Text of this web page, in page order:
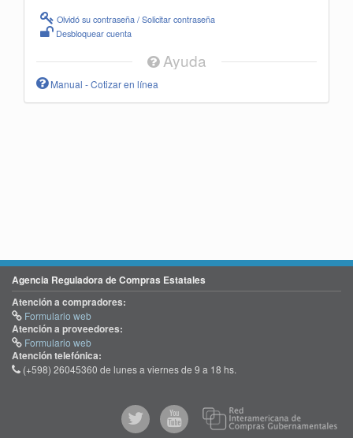
Olvidó su contraseña / Solicitar contraseña
Desbloquear cuenta
Ayuda
Manual - Cotizar en línea
Agencia Reguladora de Compras Estatales
Atención a compradores:
Formulario web
Atención a proveedores:
Formulario web
Atención telefónica:
(+598) 26045360 de lunes a viernes de 9 a 18 hs.
@comprasgubuy
ACCE